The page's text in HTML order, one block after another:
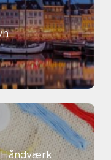
Håndværk